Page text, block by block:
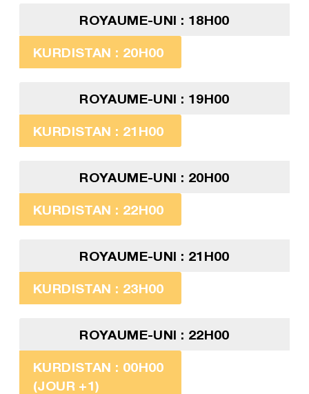
ROYAUME-UNI : 18H00
KURDISTAN : 20H00
ROYAUME-UNI : 19H00
KURDISTAN : 21H00
ROYAUME-UNI : 20H00
KURDISTAN : 22H00
ROYAUME-UNI : 21H00
KURDISTAN : 23H00
ROYAUME-UNI : 22H00
KURDISTAN : 00H00
(JOUR +1)